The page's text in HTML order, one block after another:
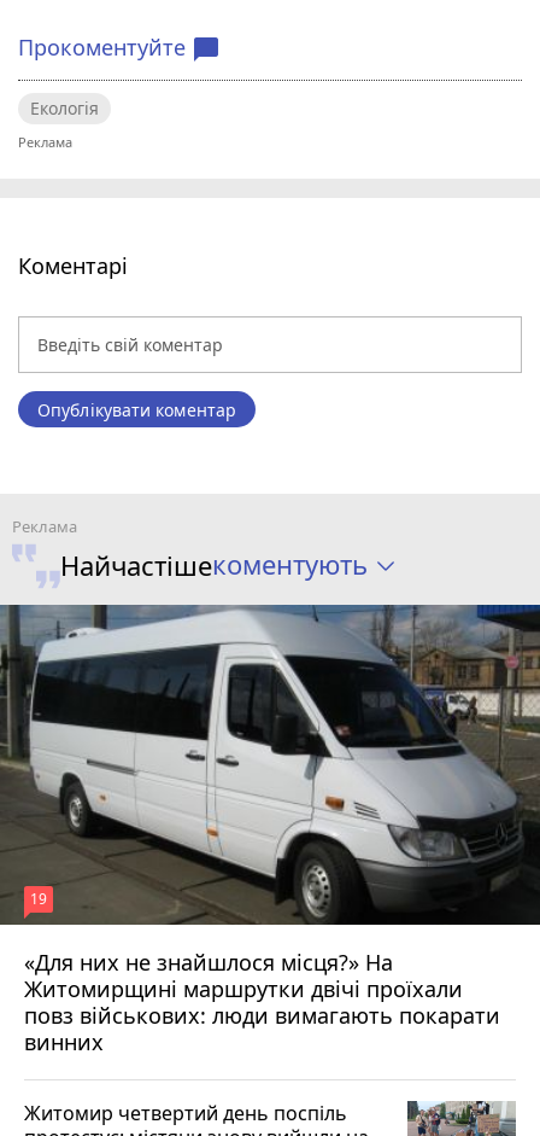
Прокоментуйте chat_bubble
Екологія
Коментарі
Опублікувати коментар
Найчастішекоментують
«Для них не знайшлося місця?» На
Житомирщині маршрутки двічі проїхали
повз військових: люди вимагають покарати
винних
19
17 липня 2026 р.
Житомир четвертий день поспіль